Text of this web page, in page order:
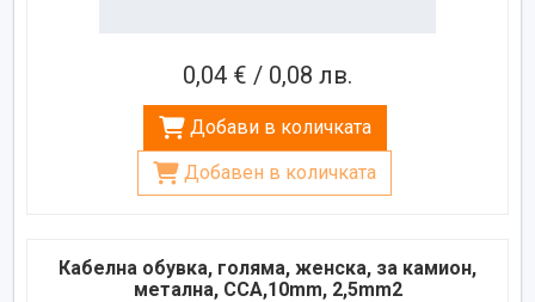
0,04 € / 0,08 лв.
Добави в количката
Добавен в количката
Кабелна обувка, голяма, женска, за камион,
метална, CCA,10mm, 2,5mm2